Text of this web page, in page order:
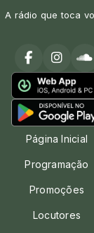
A rádio que toca
Página Inicial
Programação
Promoções
Locutores